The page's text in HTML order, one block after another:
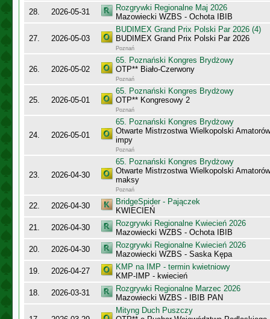
28.
2026-05-31
Rozgrywki Regionalne Maj 2026
Mazowiecki WZBS - Ochota IBIB
27. 2026-05-03
BUDIMEX Grand Prix Polski Par 2026 (4)
BUDIMEX Grand Prix Polski Par 2026
Poznań
26. 2026-05-02
65. Poznański Kongres Brydżowy
OTP** Biało-Czerwony
Poznań
25. 2026-05-01
65. Poznański Kongres Brydżowy
OTP** Kongresowy 2
Poznań
24. 2026-05-01
65. Poznański Kongres Brydżowy
Otwarte Mistrzostwa Wielkopolski
impy
Poznań
23. 2026-04-30
65. Poznański Kongres Brydżowy
Otwarte Mistrzostwa Wielkopolski
maksy
Poznań
22. 2026-04-30
BridgeSpider - Pajączek
KWIECIEŃ
21.
2026-04-30
Rozgrywki Regionalne Kwiecień 2026
Mazowiecki WZBS - Ochota IBIB
20.
2026-04-30
Rozgrywki Regionalne Kwiecień 2026
Mazowiecki WZBS - Saska Kępa
19.
2026-04-27
KMP na IMP - termin kwietniowy
KMP-IMP - kwiecień
18.
2026-03-31
Rozgrywki Regionalne Marzec 2026
Mazowiecki WZBS - IBIB PAN
Mityng Duch Puszczy